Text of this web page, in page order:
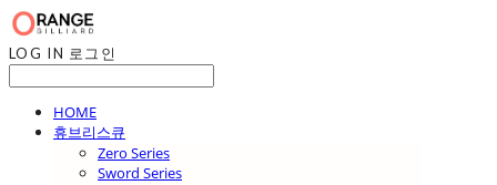
LOG IN 로그인
HOME
휴브리스큐
Zero Series
Sword Series